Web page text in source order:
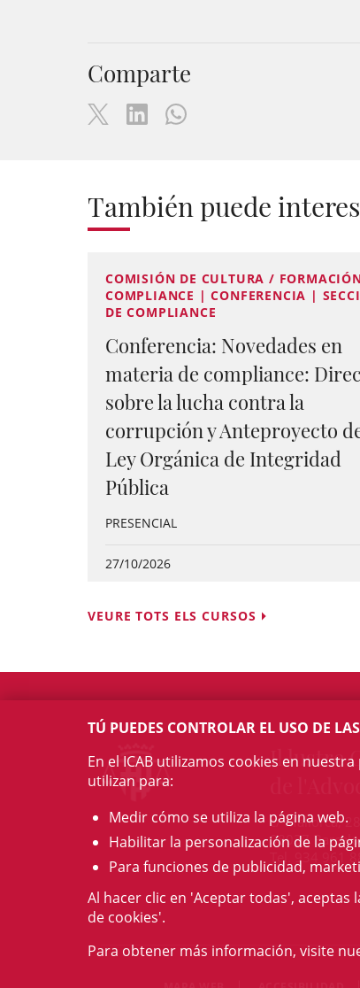
Comparte
También puede
COMISIÓN DE CULTURA /
COMPLIANCE | CONFERENCIA |
DE COMPLIANCE
Conferencia: Novedades en
materia de compliance:
sobre la lucha contra la
corrupción y Anteproyecto
Ley Orgánica de Integridad
Pública
PRESENCIAL
27/10/2026
VEURE TOTS ELS CURSOS
Il·lustre
c/ Mallorca, 283
08037
Tel. 934 961
TÚ PUEDES CONTROLAR EL USO DE
En el ICAB utilizamos cookies en
utilizan para:
Medir cómo se utiliza la página web.
Habilitar la personalización de la
Para funciones de publicidad,
Al hacer clic en 'Aceptar todas',
de cookies'.
Para obtener más información, visite